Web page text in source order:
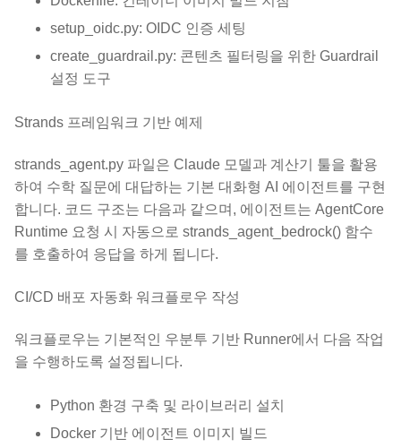
setup_oidc.py: OIDC 인증 세팅
create_guardrail.py: 콘텐츠 필터링을 위한 Guardrail
설정 도구
Strands 프레임워크 기반 예제
strands_agent.py 파일은 Claude 모델과 계산기 툴을 활용
하여 수학 질문에 대답하는 기본 대화형 AI 에이전트를 구현
합니다. 코드 구조는 다음과 같으며, 에이전트는 AgentCore
Runtime 요청 시 자동으로 strands_agent_bedrock() 함수
를 호출하여 응답을 하게 됩니다.
CI/CD 배포 자동화 워크플로우 작성
워크플로우는 기본적인 우분투 기반 Runner에서 다음 작업
을 수행하도록 설정됩니다.
Python 환경 구축 및 라이브러리 설치
Docker 기반 에이전트 이미지 빌드